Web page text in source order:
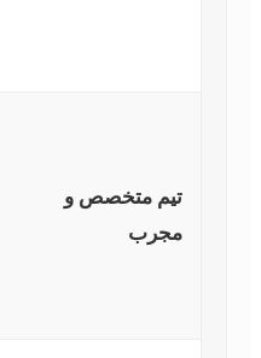
تیم متخصص و
مجرب